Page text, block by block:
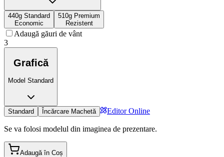
440g Standard
Economic
510g Premium
Rezistent
Adaugă găuri de vânt
3
Grafică
Model Standard
Standard Încărcare Machetă Editor Online
Se va folosi modelul din imaginea de prezentare.
Adaugă în Coș